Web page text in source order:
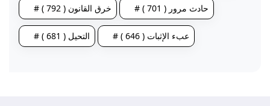
# خرق القانون ( 792 ) # حادث مرور ( 701 )
# التحيل ( 681 ) # عبء الإثبات ( 646 )